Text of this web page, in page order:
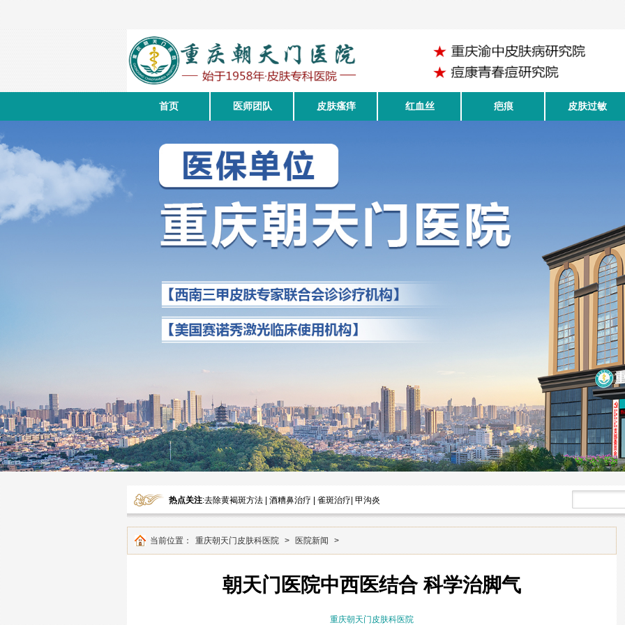
首页 医师团队 皮肤瘙痒 红血丝 疤痕 皮肤过敏
热点关注:去除黄褐斑方法 | 酒糟鼻治疗 | 雀斑治疗| 甲沟炎
当前位置： 重庆朝天门皮肤科医院 > 医院新闻 >
朝天门医院中西医结合 科学治脚气
重庆朝天门皮肤科医院